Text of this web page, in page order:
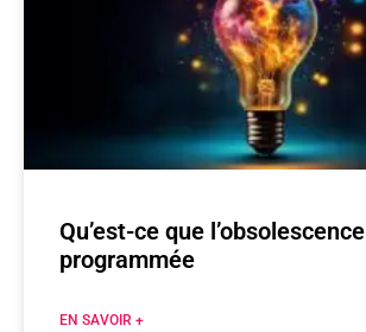
Qu’est-ce que l’obsolescence
programmée
EN SAVOIR +